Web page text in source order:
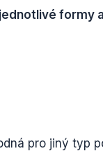
jednotlivé formy
pro jiný typ